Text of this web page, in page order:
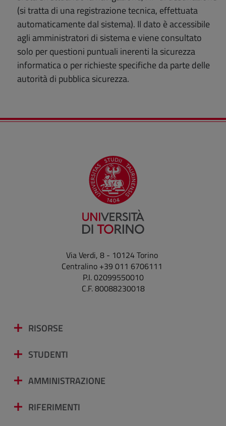
(si tratta di una registrazione tecnica, effettuata
automaticamente dal sistema). Il dato è accessibile
agli amministratori di sistema e viene consultato
solo per questioni puntuali inerenti la sicurezza
informatica o per richieste specifiche da parte delle
autorità di pubblica sicurezza.
Via Verdi, 8 - 10124 Torino
Centralino +39 011 6706111
P.I. 02099550010
C.F. 80088230018
RISORSE
STUDENTI
AMMINISTRAZIONE
RIFERIMENTI